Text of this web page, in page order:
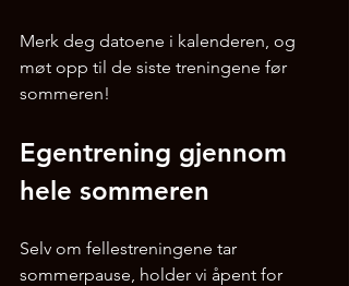
Merk deg datoene i kalenderen, og
møt opp til de siste treningene før
sommeren!
Egentrening gjennom
hele sommeren
Selv om fellestreningene tar
sommerpause, holder vi åpent for